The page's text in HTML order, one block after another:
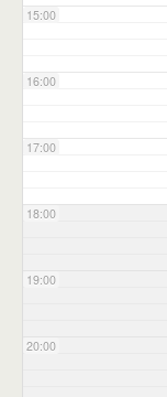
15:00
16:00
17:00
18:00
19:00
20:00